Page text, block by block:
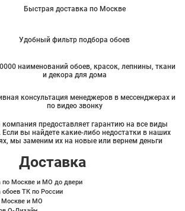
Быстрая доставка по Москве
Удобный фильтр подбора обоев
наименований обоев, красок, лепнины, ткани
и декора для дома
консультация менеджеров в мессенджерах и
по видео звонку
предоставляет гарантию на все виды
Если вы найдете какие-либо недостатки в наших
мы заменим их на новые или вернем деньги
Доставка
по Москве и МО до двери
обоев ТК по России
Москве и МО